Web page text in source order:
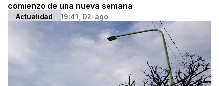
comienzo de una nueva semana
Actualidad 19:41, 02-ago